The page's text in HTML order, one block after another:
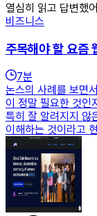
열심히 읽고 답변했
비즈니스
주목해야 할 요즘
7분
논스의 사례를 보면
이 정말 필요한 것인
특히 잘 알려지지 않
이해하는 것이라고